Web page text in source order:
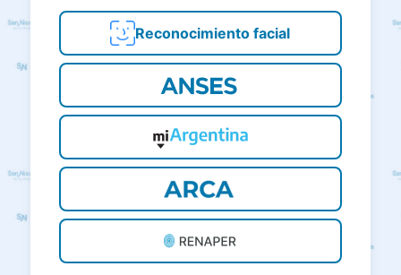
Reconocimiento facial